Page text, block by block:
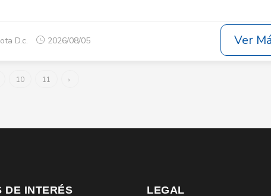
D.c. 2026/08/05 Ver
10 11 ›
DE INTERÉS LEGAL